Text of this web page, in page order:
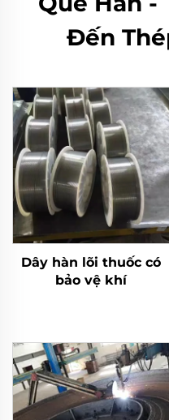
Đến
Dây hàn lõi thuốc có
bảo vệ khí